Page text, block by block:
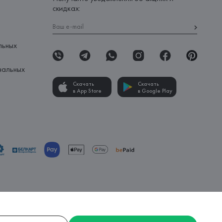
скидках:
Скачать
в App Store
Скачать
в Google Play